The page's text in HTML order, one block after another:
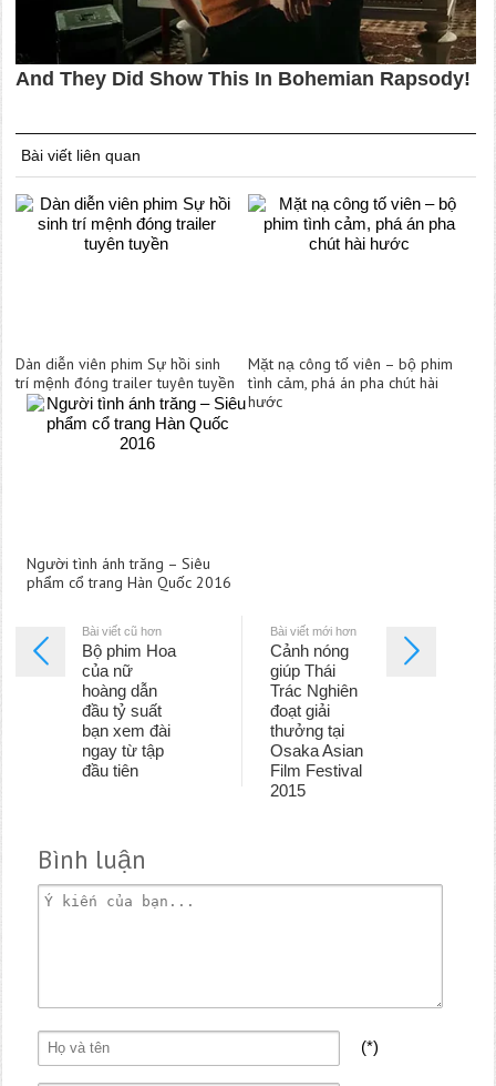
Bài viết liên quan
Dàn diễn viên phim Sự hồi sinh
trí mệnh đóng trailer tuyên tuyền
Mặt nạ công tố viên – bộ phim
tình cảm, phá án pha chút hài
hước
Người tình ánh trăng – Siêu
phẩm cổ trang Hàn Quốc 2016
Bài viết cũ hơn
Bộ phim Hoa
của nữ
hoàng dẫn
đầu tỷ suất
bạn xem đài
ngay từ tập
đầu tiên
Bài viết mới hơn
Cảnh nóng
giúp Thái
Trác Nghiên
đoạt giải
thưởng tại
Osaka Asian
Film Festival
2015
Bình luận
(*)